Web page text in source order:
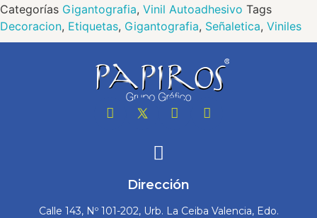
Categorías Gigantografia, Vinil Autoadhesivo Tags
Decoracion, Etiquetas, Gigantografia, Señaletica, Viniles
Dirección
Calle 143, Nº 101-202, Urb. La Ceiba Valencia, Edo.